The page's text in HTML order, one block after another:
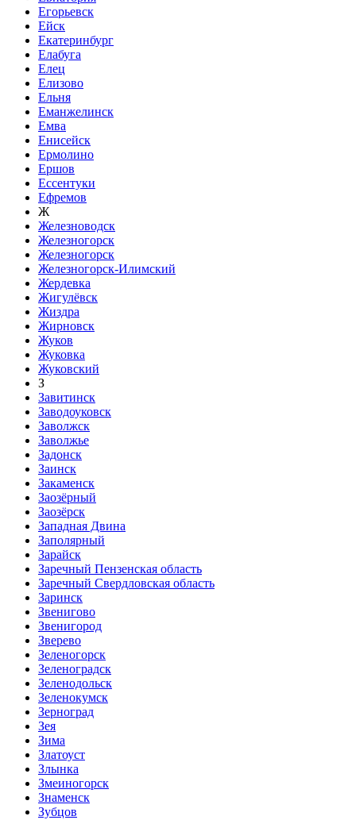
Егорьевск
Ейск
Екатеринбург
Елабуга
Елец
Елизово
Ельня
Еманжелинск
Емва
Енисейск
Ермолино
Ершов
Ессентуки
Ефремов
Ж
Железноводск
Железногорск
Железногорск
Железногорск-Илимский
Жердевка
Жигулёвск
Жиздра
Жирновск
Жуков
Жуковка
Жуковский
З
Завитинск
Заводоуковск
Заволжск
Заволжье
Задонск
Заинск
Закаменск
Заозёрный
Заозёрск
Западная Двина
Заполярный
Зарайск
Заречный Пензенская область
Заречный Свердловская область
Заринск
Звенигово
Звенигород
Зверево
Зеленогорск
Зеленоградск
Зеленодольск
Зеленокумск
Зерноград
Зея
Зима
Златоуст
Злынка
Змеиногорск
Знаменск
Зубцов